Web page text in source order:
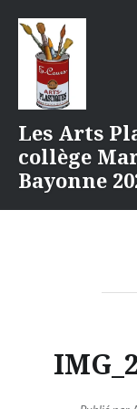
contenu
Les Arts
collège
Bayonne